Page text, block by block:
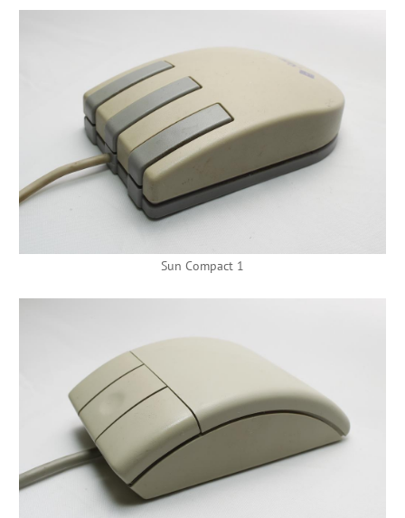
Sun Compact 1